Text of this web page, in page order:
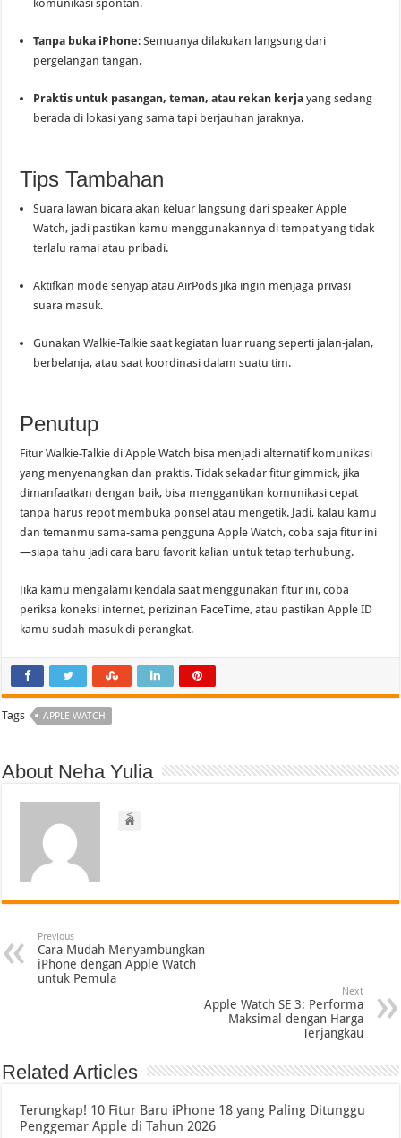
komunikasi spontan.
Tanpa buka iPhone: Semuanya dilakukan langsung dari
pergelangan tangan.
Praktis untuk pasangan, teman, atau rekan kerja yang sedang
berada di lokasi yang sama tapi berjauhan jaraknya.
Tips Tambahan
Suara lawan bicara akan keluar langsung dari speaker Apple
Watch, jadi pastikan kamu menggunakannya di tempat yang tidak
terlalu ramai atau pribadi.
Aktifkan mode senyap atau AirPods jika ingin menjaga privasi
suara masuk.
Gunakan Walkie-Talkie saat kegiatan luar ruang seperti jalan-jalan,
berbelanja, atau saat koordinasi dalam suatu tim.
Penutup
Fitur Walkie-Talkie di Apple Watch bisa menjadi alternatif komunikasi
yang menyenangkan dan praktis. Tidak sekadar fitur gimmick, jika
dimanfaatkan dengan baik, bisa menggantikan komunikasi cepat
tanpa harus repot membuka ponsel atau mengetik. Jadi, kalau kamu
dan temanmu sama-sama pengguna Apple Watch, coba saja fitur ini
—siapa tahu jadi cara baru favorit kalian untuk tetap terhubung.
Jika kamu mengalami kendala saat menggunakan fitur ini, coba
periksa koneksi internet, perizinan FaceTime, atau pastikan Apple ID
kamu sudah masuk di perangkat.
Tags APPLE WATCH
About Neha Yulia
<
Previous
Cara Mudah Menyambungkan
iPhone dengan Apple Watch
untuk Pemula
Next
Apple Watch SE 3: Performa
Maksimal dengan Harga
Terjangkau
Related Articles
Terungkap! 10 Fitur Baru iPhone 18 yang Paling Ditunggu
Penggemar Apple di Tahun 2026